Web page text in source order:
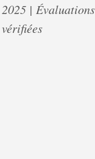
2025 |